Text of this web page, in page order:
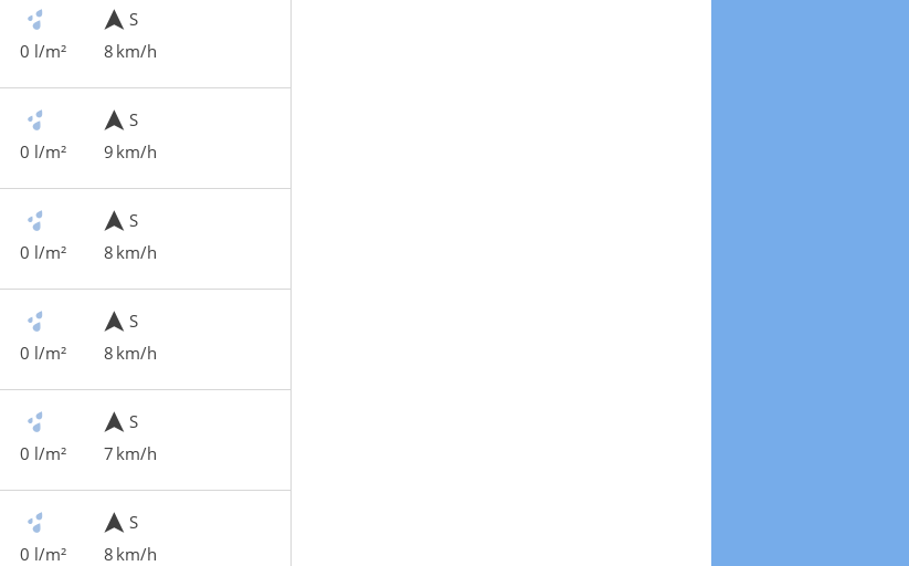
0 l/m²
S
8 km/h
0 l/m²
S
9 km/h
0 l/m²
S
8 km/h
0 l/m²
S
8 km/h
0 l/m²
S
7 km/h
0 l/m²
S
8 km/h